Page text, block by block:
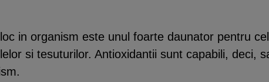
in organism este unul foarte daunator pentru
si tesuturilor. Antioxidantii sunt capabili, deci,